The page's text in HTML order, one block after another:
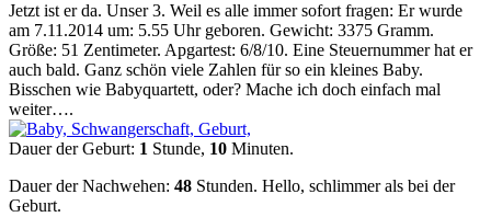
Jetzt ist er da. Unser 3. Weil es alle immer sofort fragen: Er wurde
am 7.11.2014 um: 5.55 Uhr geboren. Gewicht: 3375 Gramm.
Größe: 51 Zentimeter. Apgartest: 6/8/10. Eine Steuernummer hat er
auch bald. Ganz schön viele Zahlen für so ein kleines Baby.
Bisschen wie Babyquartett, oder? Mache ich doch einfach mal
weiter….
Dauer der Geburt: 1 Stunde, 10 Minuten.
Dauer der Nachwehen: 48 Stunden. Hello, schlimmer als bei der
Geburt.